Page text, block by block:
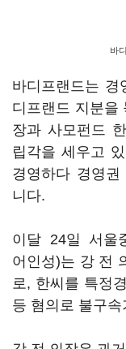
바
바디프랜드는
디프랜드 지분을
장과 사모펀드
립각을 세우고
경영하다 경영
니다.
이달 24일 서울
어인성)는 강 전
로, 한씨를 특정
등 혐의로 불구